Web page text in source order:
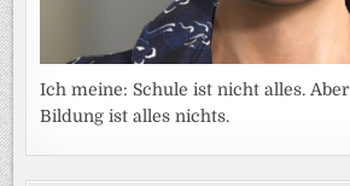
Ich meine: Schule ist nicht alles.
Bildung ist alles nichts.